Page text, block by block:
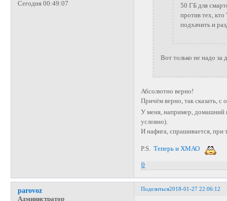
Сегодня 00:49:07
50 ГБ для
против тех,
подхачить и
Вот только не надо за
Абсолютно верно!
Причём верно, так сказать, с
У меня, например, домашний
условно).
И нафига, спрашивается, при
P.S.Теперь и ХМАО
0
Поделиться2018-01-27 22:06:12
parovoz
Администратор